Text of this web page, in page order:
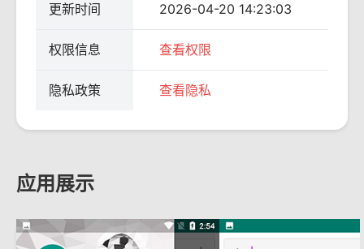
更新时间 2026-04-20 14:23:03
权限信息 查看权限
隐私政策 查看隐私
应用展示